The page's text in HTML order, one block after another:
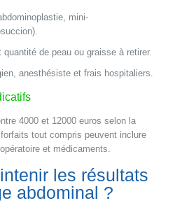
mini-
de peau ou graisse à retirer.
anesthésiste et frais hospitaliers.
4000 et 12000 euros selon la
tout compris peuvent inclure
et médicaments.
les résultats
abdominal ?